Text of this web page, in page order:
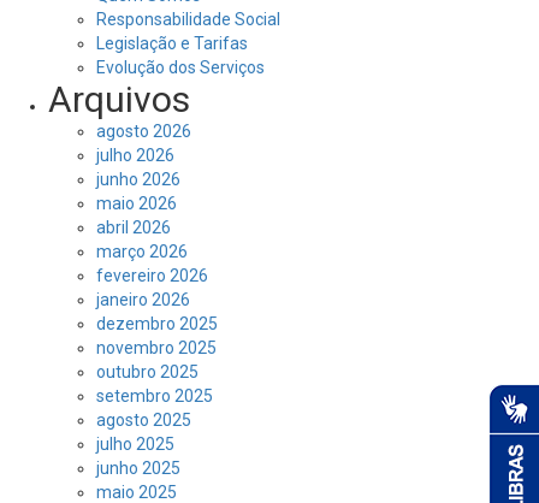
Responsabilidade Social
Legislação e Tarifas
Evolução dos Serviços
Arquivos
agosto 2026
julho 2026
junho 2026
maio 2026
abril 2026
março 2026
fevereiro 2026
janeiro 2026
dezembro 2025
novembro 2025
outubro 2025
setembro 2025
agosto 2025
julho 2025
junho 2025
maio 2025